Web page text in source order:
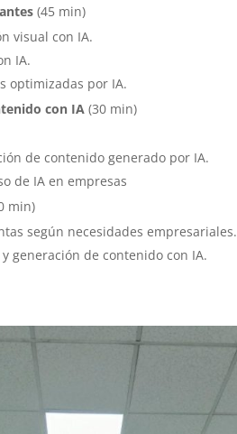
(45 min)
visual con IA.
IA.
optimizadas por IA.
con IA (30 min)
de contenido generado por IA.
de IA en empresas
min)
según necesidades empresariales.
generación de contenido con IA.